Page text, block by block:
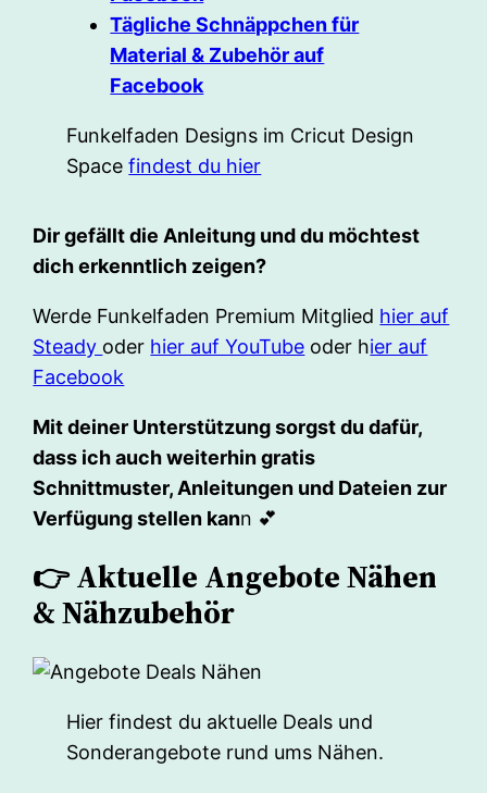
Tägliche Schnäppchen für
Material & Zubehör auf
Facebook
Funkelfaden Designs im Cricut Design
Spacefindest du hier
Dir gefällt die Anleitung und du möchtest
dich erkenntlich zeigen?
Werde Funkelfaden Premium Mitglied hier auf
Steady oder hier auf YouTube oder hier auf
Facebook
Mit deiner Unterstützung sorgst du dafür,
dass ich auch weiterhin gratis
Schnittmuster, Anleitungen und Dateien zur
Verfügung stellen kann 💕
👉 Aktuelle Angebote Nähen
& Nähzubehör
Hier findest du aktuelle Deals und
Sonderangebote rund ums Nähen.